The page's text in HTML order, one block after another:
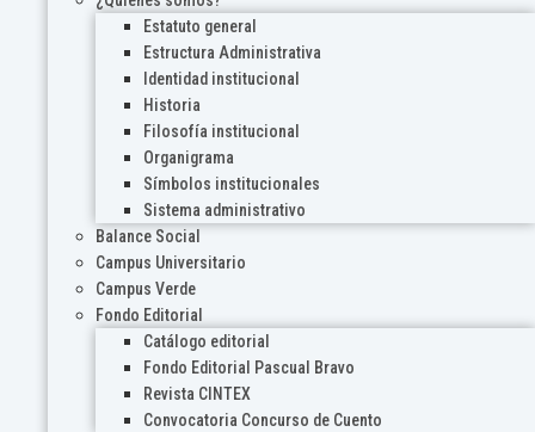
Estatuto general
Estructura Administrativa
Identidad institucional
Historia
Filosofía institucional
Organigrama
Símbolos institucionales
Sistema administrativo
Balance Social
Campus Universitario
Campus Verde
Fondo Editorial
Catálogo editorial
Fondo Editorial Pascual Bravo
Revista CINTEX
Convocatoria Concurso de Cuento